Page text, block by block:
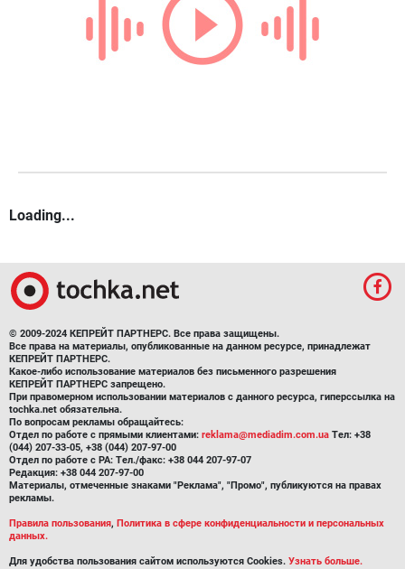
Loading...
© 2009-2024 КЕПРЕЙТ ПАРТНЕРС. Все права защищены.
Все права на материалы, опубликованные на данном ресурсе, принадлежат
КЕПРЕЙТ ПАРТНЕРС.
Какое-либо использование материалов без письменного разрешения
КЕПРЕЙТ ПАРТНЕРС запрещено.
При правомерном использовании материалов с данного ресурса, гиперссылка на
tochka.net обязательна.
По вопросам рекламы обращайтесь:
Отдел по работе с прямыми клиентами: reklama@mediadim.com.ua Тел: +38
(044) 207-33-05, +38 (044) 207-97-00
Отдел по работе с РА: Тел./факс: +38 044 207-97-07
Редакция: +38 044 207-97-00
Материалы, отмеченные знаками "Реклама", "Промо", публикуются на правах
рекламы.
Правила пользования, Политика в сфере конфиденциальности и персональных
данных.
Для удобства пользования сайтом используются Cookies. Узнать больше.